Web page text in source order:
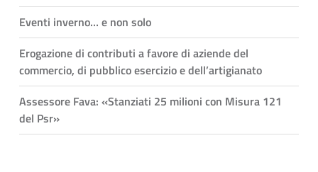
Eventi inverno… e non solo
Erogazione di contributi a favore di aziende del
commercio, di pubblico esercizio e dell’artigianato
Assessore Fava: «Stanziati 25 milioni con Misura 121
del Psr»